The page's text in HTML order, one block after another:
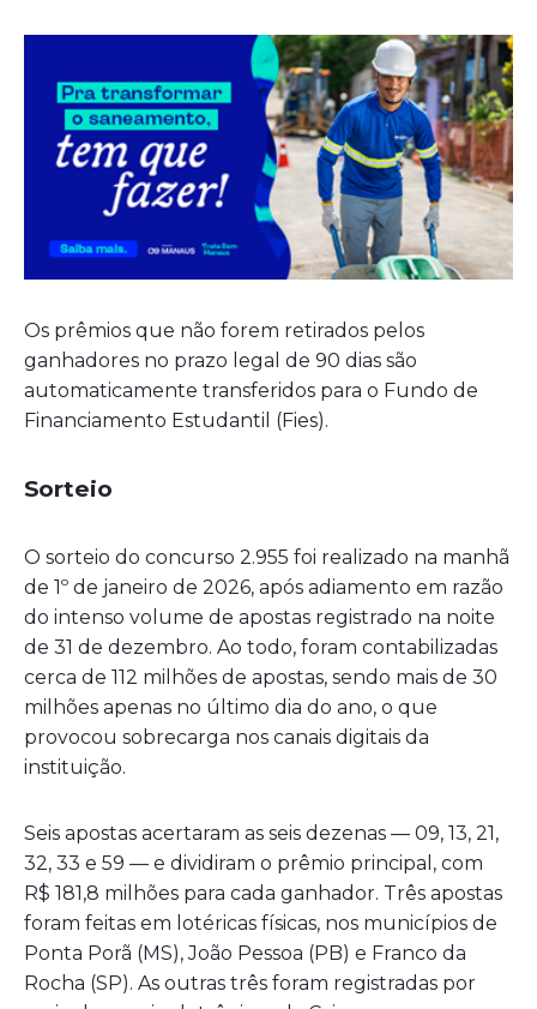
Os prêmios que não forem retirados pelos
ganhadores no prazo legal de 90 dias são
automaticamente transferidos para o Fundo de
Financiamento Estudantil (Fies).
Sorteio
O sorteio do concurso 2.955 foi realizado na manhã
de 1º de janeiro de 2026, após adiamento em razão
do intenso volume de apostas registrado na noite
de 31 de dezembro. Ao todo, foram contabilizadas
cerca de 112 milhões de apostas, sendo mais de 30
milhões apenas no último dia do ano, o que
provocou sobrecarga nos canais digitais da
instituição.
Seis apostas acertaram as seis dezenas — 09, 13, 21,
32, 33 e 59 — e dividiram o prêmio principal, com
R$ 181,8 milhões para cada ganhador. Três apostas
foram feitas em lotéricas físicas, nos municípios de
Ponta Porã (MS), João Pessoa (PB) e Franco da
Rocha (SP). As outras três foram registradas por